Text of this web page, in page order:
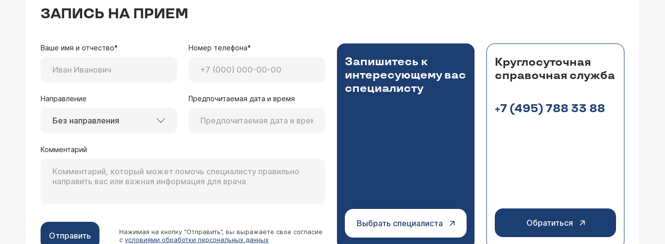
ЗАПИСЬ НА ПРИЕМ
Ваше имя и отчество* Номер телефона*
Направление
Без направления
Предпочитаемая дата и время
Комментарий
Отправить
Нажимая на кнопку “Отправить”, вы выражаете свое согласие
с условиями обработки персональных данных
Запишитесь к
интересующему вас
специалисту
Выбрать специалиста
Круглосуточная
справочная служба
+7 (495) 788 33 88
Обратиться